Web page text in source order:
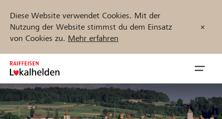
Diese Website verwendet Cookies. Mit der
Nutzung der Website stimmst du dem Einsatz
von Cookies zu. Mehr erfahren
Zum
Inhalt
springen
öffnen
Jetzt starten